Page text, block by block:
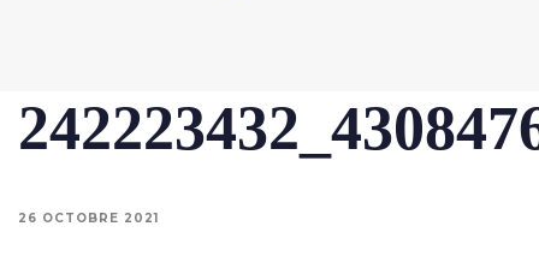
26 OCTOBRE 2021